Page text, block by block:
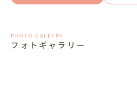
PHOTO GALLERY
フォトギャラリー